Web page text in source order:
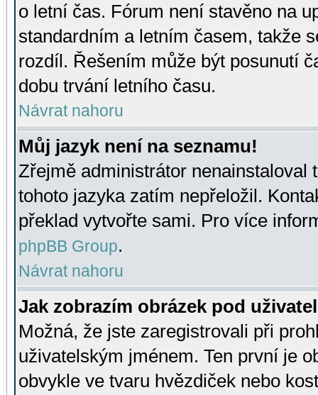
o letní čas. Fórum není stavěno na
standardním a letním časem, takže
rozdíl. Řešením může být posunutí
dobu trvání letního času.
Návrat nahoru
Můj jazyk není na seznamu!
Zřejmě administrátor nenainstaloval
tohoto jazyka zatím nepřeložil.
překlad vytvořte sami. Pro více
phpBB Group.
Návrat nahoru
Jak zobrazím obrázek pod
Možná, že jste zaregistrovali při
uživatelským jménem. Ten první je
obvykle ve tvaru hvězdiček nebo